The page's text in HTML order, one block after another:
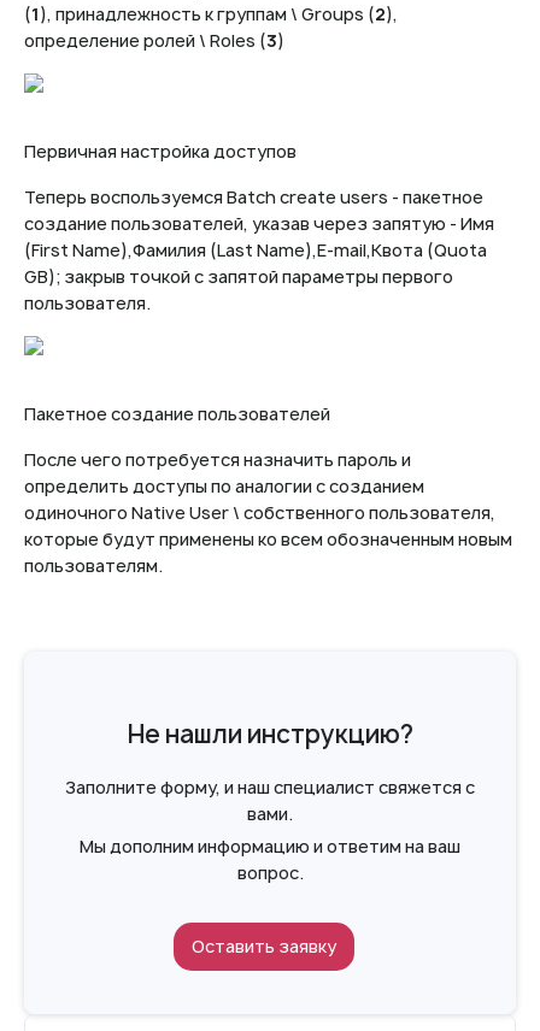
(1), принадлежность к группам \ Groups (2),
определение ролей \ Roles (3)
Первичная настройка доступов
Теперь воспользуемся Batch create users - пакетное
создание пользователей, указав через запятую - Имя
(First Name),Фамилия (Last Name),E-mail,Квота (Quota
GB); закрыв точкой с запятой параметры первого
пользователя.
Пакетное создание пользователей
После чего потребуется назначить пароль и
определить доступы по аналогии с созданием
одиночного Native User \ собственного пользователя,
которые будут применены ко всем обозначенным новым
пользователям.
Не нашли инструкцию?
Заполните форму, и наш специалист свяжется с
вами.
Мы дополним информацию и ответим на ваш
вопрос.
Оставить заявку